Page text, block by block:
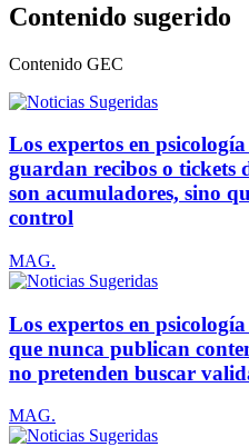
Contenido sugerido
Contenido GEC
Los expertos en
guardan recibos o tickets
son acumuladores, sino
control
MAG.
Los expertos en
que nunca publican
no pretenden buscar
MAG.